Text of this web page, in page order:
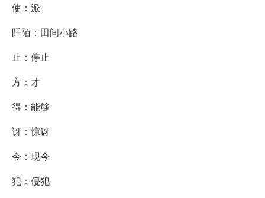
使：派
阡陌：田间小路
止：停止
方：才
得：能够
讶：惊讶
今：现今
犯：侵犯